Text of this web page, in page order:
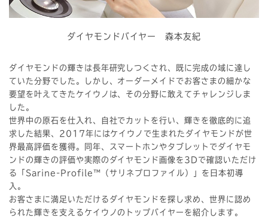
ダイヤモンドバイヤー 森本友紀
ダイヤモンドの輝きは長年研究しつくされ、既に完成の域に達し
ていた分野でした。しかし、オーダーメイドでお客さまの細かな
要望を叶えてきたケイウノは、その分野に敢えてチャレンジしま
した。
世界中の原石を仕入れ、自社でカットを行い、輝きを徹底的に追
求した結果、2017年にはケイウノで生まれたダイヤモンドが世
界最高評価を獲得。同年、スマートホンやタブレットでダイヤモ
ンドの輝きの評価や実際のダイヤモンド画像を3Dで確認いただけ
る「Sarine-Profile™（サリネプロファイル）」を日本初導
入。
お客さまに満足いただけるダイヤモンドを探し求め、世界に認め
られた輝きを支えるケイウノのトップバイヤーを紹介します。